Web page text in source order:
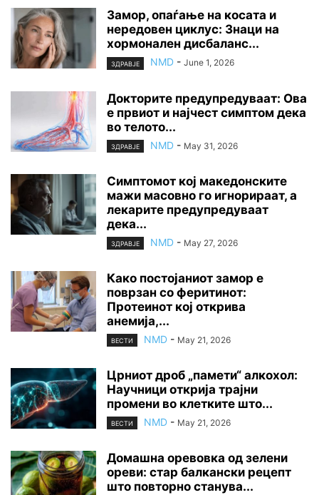
Замор, опаѓање на косата и
нередовен циклус: Знаци на
хормонален дисбаланс...
ЗДРАВЈЕ NMD - June 1, 2026
Докторите предупредуваат: Ова
е првиот и најчест симптом дека
во телото...
ЗДРАВЈЕ NMD - May 31, 2026
Симптомот кој македонските
мажи масовно го игнорираат, а
лекарите предупредуваат
дека...
ЗДРАВЈЕ NMD - May 27, 2026
Како постојаниот замор е
поврзан со феритинот:
Протеинот кој открива
анемија,...
ВЕСТИ NMD - May 21, 2026
Црниот дроб „памети“ алкохол:
Научници открија трајни
промени во клетките што...
ВЕСТИ NMD - May 21, 2026
Домашна оревовка од зелени
ореви: стар балкански рецепт
што повторно станува...